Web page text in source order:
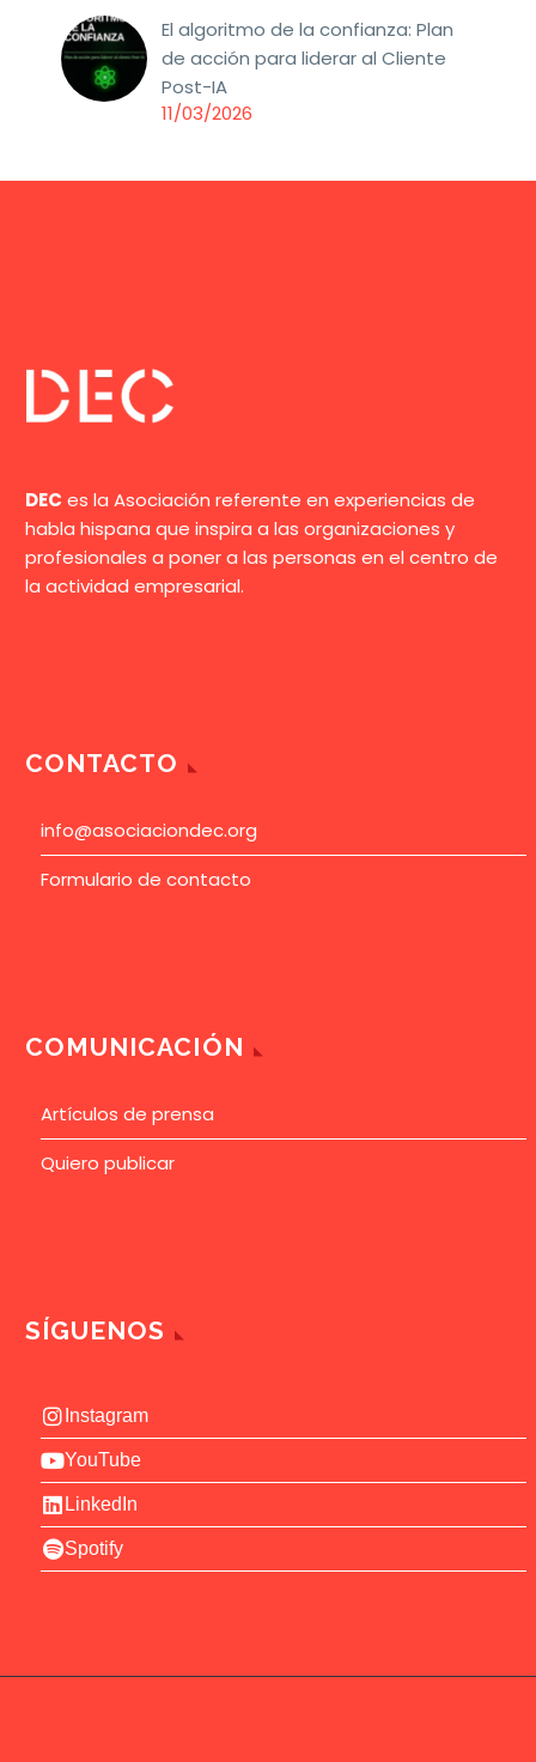
El algoritmo de la confianza: Plan
de acción para liderar al Cliente
Post-IA
11/03/2026
DEC es la Asociación referente en experiencias de
habla hispana que inspira a las organizaciones y
profesionales a poner a las personas en el centro de
la actividad empresarial.
CONTACTO
info@asociaciondec.org
Formulario de contacto
COMUNICACIÓN
Artículos de prensa
Quiero publicar
SÍGUENOS
Instagram
YouTube
LinkedIn
Spotify